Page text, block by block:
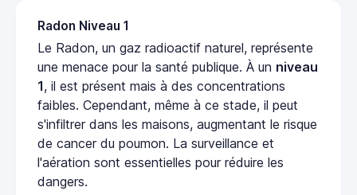
Radon Niveau 1
Le Radon, un gaz radioactif naturel, représente
une menace pour la santé publique. À un niveau
1, il est présent mais à des concentrations
faibles. Cependant, même à ce stade, il peut
s'infiltrer dans les maisons, augmentant le risque
de cancer du poumon. La surveillance et
l'aération sont essentielles pour réduire les
dangers.